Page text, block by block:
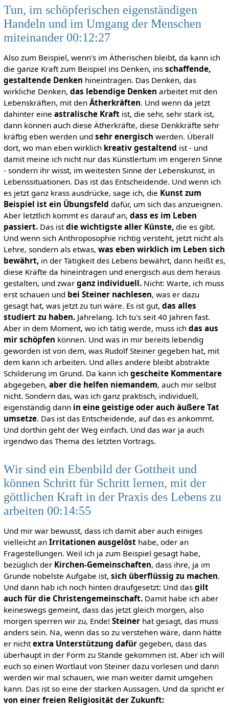
Tun, im schöpferischen eigenständigen
Handeln und im Umgang der Menschen
miteinander 00:12:27
Also zum Beispiel, wenn's im Ätherischen bleibt, da kann ich
die ganze Kraft zum Beispiel ins Denken, ins schaffende,
gestaltende Denken hineintragen. Das Denken, das
wirkliche Denken, das lebendige Denken arbeitet mit den
Lebenskräften, mit den Ätherkräften. Und wenn da jetzt
dahinter eine astralische Kraftist, die sehr, sehr stark ist,
dann können auch diese Ätherkräfte, diese Denkkräfte sehr
kräftig eben werden und sehr energisch werden. Überall
dort, wo man eben wirklich kreativ gestaltend ist - und
damit meine ich nicht nur das Künstlertum im engeren Sinne
- sondern ihr wisst, im weitesten Sinne der Lebenskunst, in
Lebenssituationen. Das ist das Entscheidende. Und wenn ich
es jetzt ganz krass ausdrücke, sage ich, die Kunst zum
Beispiel ist ein Übungsfeld dafür, um sich das anzueignen.
Aber letztlich kommt es darauf an, dass es im Leben
passiert.Das istdie wichtigste aller Künste,die es gibt.
Und wenn sich Anthroposophie richtig versteht, jetzt nicht als
Lehre, sondern als etwas, was eben wirklich im Leben sich
bewährt,in der Tätigkeit des Lebens bewährt, dann heißt es,
diese Kräfte da hineintragen und energisch aus dem heraus
gestalten, und zwar ganz individuell.Nicht: Warte, ich muss
erst schauen und bei Steiner nachlesen, was er dazu
gesagt hat, was jetzt zu tun wäre. Es ist gut, das alles
studiert zu haben.Jahrelang. Ich tu's seit 40 Jahren fast.
Aber in dem Moment, wo ich tätig werde, muss ich das aus
mir schöpfen können. Und was in mir bereits lebendig
geworden ist von dem, was Rudolf Steiner gegeben hat, mit
dem kann ich arbeiten. Und alles andere bleibt abstrakte
Schilderung im Grund. Da kann ich gescheite Kommentare
abgegeben, aber die helfen niemandem, auch mir selbst
nicht. Sondern das, was ich ganz praktisch, individuell,
eigenständig dann in eine geistige oder auch äußere Tat
umsetze. Das ist das Entscheidende, auf das es ankommt.
Und dorthin geht der Weg einfach. Und das war ja auch
irgendwo das Thema des letzten Vortrags.
Wir sind ein Ebenbild der Gottheit und
können Schritt für Schritt lernen, mit der
göttlichen Kraft in der Praxis des Lebens zu
arbeiten 00:14:55
Und mir war bewusst, dass ich damit aber auch einiges
vielleicht an Irritationen ausgelösthabe, oder an
Fragestellungen. Weil ich ja zum Beispiel gesagt habe,
bezüglich der Kirchen-Gemeinschaften, dass ihre, ja im
Grunde nobelste Aufgabe ist, sich überflüssig zu machen.
Und dann hab ich noch hinten draufgesetzt: Und das gilt
auch für die Christengemeinschaft.Damit habe ich aber
keineswegs gemeint, dass das jetzt gleich morgen, also
morgen sperren wir zu, Ende! Steinerhat gesagt, das muss
anders sein. Na, wenn das so zu verstehen wäre, dann hätte
er nichtextra Unterstützung dafürgegeben, dass das
überhaupt in der Form zu Stande gekommen ist. Aber ich will
euch so einen Wortlaut von Steiner dazu vorlesen und dann
werden wir mal schauen, wie man weiter damit umgehen
kann. Das ist so eine der starken Aussagen. Und da spricht er
von einer freien Religiosität der Zukunft: